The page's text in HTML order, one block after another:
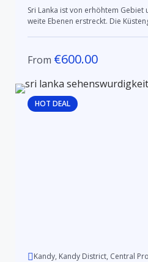
Sri Lanka ist von erhöhtem Gebiet
weite Ebenen erstreckt. Die
From €600.00
HOT DEAL
Kandy, Kandy District, Central